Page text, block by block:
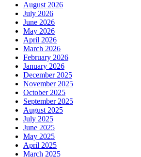
August 2026
July 2026
June 2026
May 2026
April 2026
March 2026
February 2026
January 2026
December 2025
November 2025
October 2025
September 2025
August 2025
July 2025
June 2025
May 2025
April 2025
March 2025